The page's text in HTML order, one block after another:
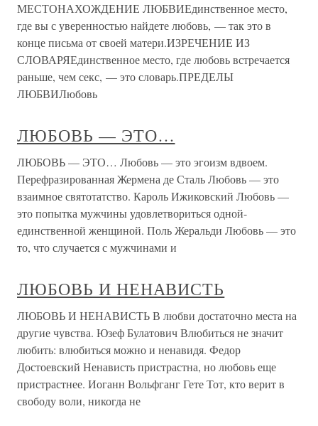
МЕСТОНАХОЖДЕНИЕ ЛЮБВИЕдинственное место,
где вы с уверенностью найдете любовь, — так это в
конце письма от своей матери.ИЗРЕЧЕНИЕ ИЗ
СЛОВАРЯЕдинственное место, где любовь встречается
раньше, чем секс, — это словарь.ПРЕДЕЛЫ
ЛЮБВИЛюбовь
ЛЮБОВЬ — ЭТО…
ЛЮБОВЬ — ЭТО… Любовь — это эгоизм вдвоем.
Перефразированная Жермена де Сталь Любовь — это
взаимное святотатство. Кароль Ижиковский Любовь —
это попытка мужчины удовлетвориться одной-
единственной женщиной. Поль Жеральди Любовь — это
то, что случается с мужчинами и
ЛЮБОВЬ И НЕНАВИСТЬ
ЛЮБОВЬ И НЕНАВИСТЬ В любви достаточно места на
другие чувства. Юзеф Булатович Влюбиться не значит
любить: влюбиться можно и ненавидя. Федор
Достоевский Ненависть пристрастна, но любовь еще
пристрастнее. Иоганн Вольфганг Гете Тот, кто верит в
свободу воли, никогда не